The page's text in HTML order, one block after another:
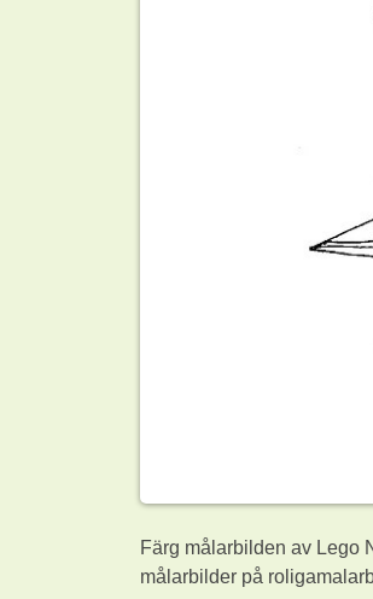
Färg målarbilden av Lego
målarbilder på